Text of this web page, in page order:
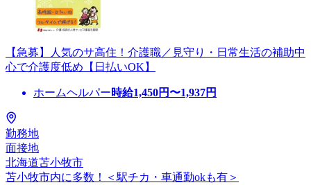
【急募】人気のサ高住！介護職／見守り・日常生活の補助中
心で介護度低め【日払いOK】
ホームヘルパー時給1,450円〜1,937円
勤務地
面接地
北海道苫小牧市
苫小牧市内に多数！＜駅チカ・車通勤okも有＞